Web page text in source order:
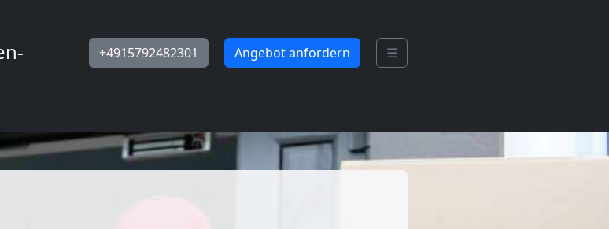
+4915792482301 Angebot anfordern ☰